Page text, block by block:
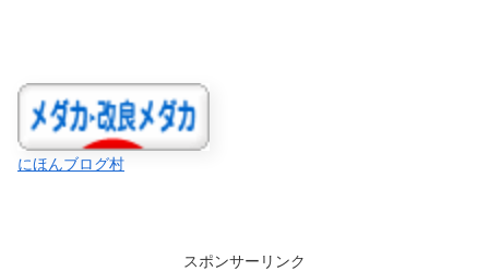
にほんブログ村
スポンサーリンク